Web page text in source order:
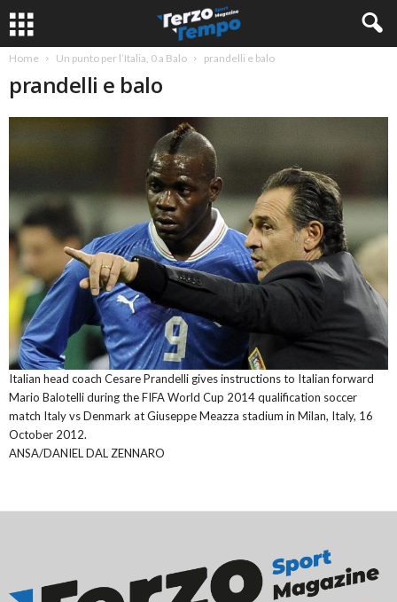
Home Un punto per l’Italia, 0 a Balo prandelli e balo
prandelli e balo
Italian head coach Cesare Prandelli gives instructions to Italian forward
Mario Balotelli during the FIFA World Cup 2014 qualification soccer
match Italy vs Denmark at Giuseppe Meazza stadium in Milan, Italy, 16
October 2012.
ANSA/DANIEL DAL ZENNARO